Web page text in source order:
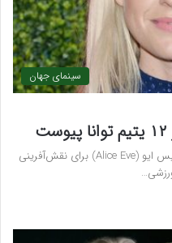
سینمای جهان
[ad_1] بازیگر Star Trek Into Darkness آلیس ایو (Alice Eve) برای نقش‌آفرینی